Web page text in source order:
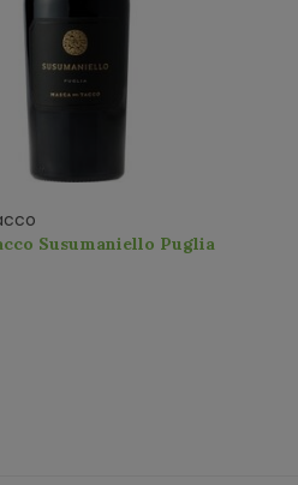
Susumaniello Puglia